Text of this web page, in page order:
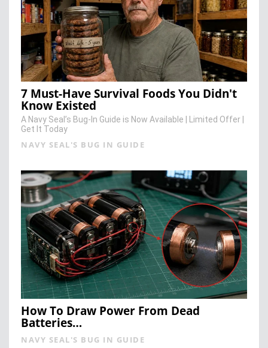
7 Must-Have Survival Foods You Didn't
Know Existed
A Navy Seal’s Bug-In Guide is Now Available | Limited Offer |
Get It Today
NAVY SEAL'S BUG IN GUIDE
How To Draw Power From Dead
Batteries…
NAVY SEAL'S BUG IN GUIDE